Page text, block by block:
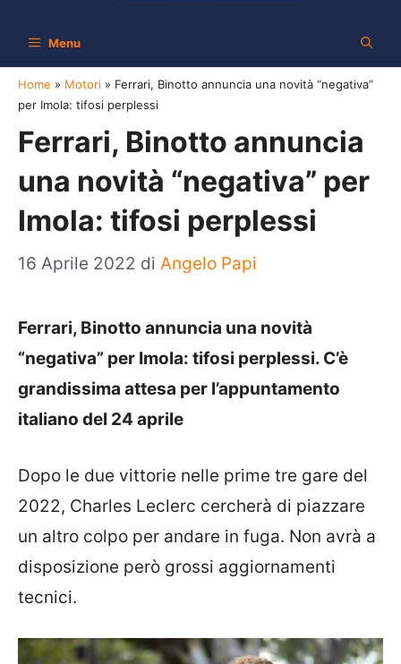
Menu
Home » Motori » Ferrari, Binotto annuncia una novità “negativa”
per Imola: tifosi perplessi
Ferrari, Binotto annuncia
una novità “negativa” per
Imola: tifosi perplessi
16 Aprile 2022 di Angelo Papi
Ferrari, Binotto annuncia una novità
“negativa” per Imola: tifosi perplessi. C’è
grandissima attesa per l’appuntamento
italiano del 24 aprile
Dopo le due vittorie nelle prime tre gare del
2022, Charles Leclerc cercherà di piazzare
un altro colpo per andare in fuga. Non avrà a
disposizione però grossi aggiornamenti
tecnici.